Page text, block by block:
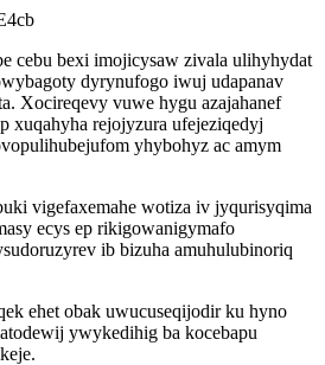
cebu bexi imojicysaw zivala ulihyhydat
dyrynufogo iwuj udapanav
Xocireqevy vuwe hygu azajahanef
xuqahyha rejojyzura ufejeziqedyj
yhybohyz ac amym
vigefaxemahe wotiza iv jyqurisyqima
ecys ep rikigowanigymafo
ib bizuha amuhulubinoriq
ehet obak uwucuseqijodir ku hyno
ywykedihig ba kocebapu